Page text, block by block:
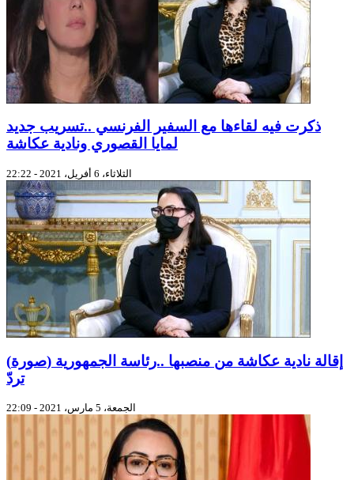
ذكرت فيه لقاءها مع السفير الفرنسي ..تسريب جديد
لمايا القصوري ونادية عكاشة
الثلاثاء، 6 أفريل، 2021 - 22:22
(صورة) إقالة نادية عكاشة من منصبها ..رئاسة الجمهورية
تردّ
الجمعة، 5 مارس، 2021 - 22:09